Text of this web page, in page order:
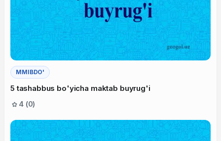
MMIBDO'
5 tashabbus bo'yicha maktab buyrug'i
4 (0)